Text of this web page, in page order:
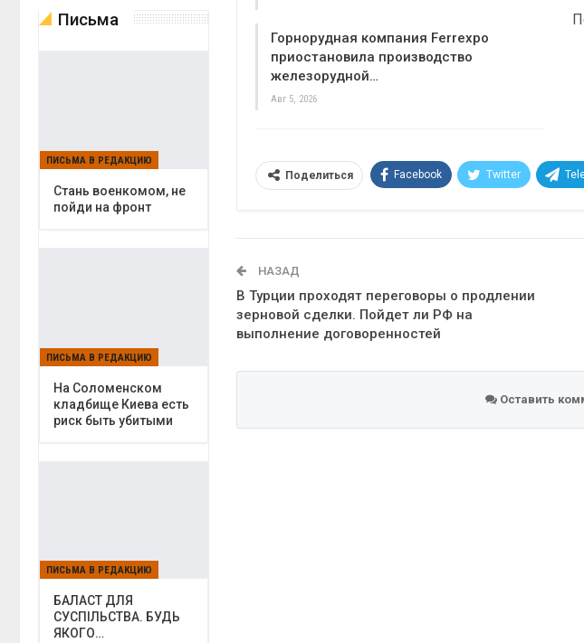
Горнорудная компания Ferrexpo
приостановила производство
железорудной…
Авг 5, 2026
Поделиться Facebook Twitter
НАЗАД
В Турции проходят переговоры о продлении
зерновой сделки. Пойдет ли РФ на
выполнение договоренностей
Оставить
Письма
ПИСЬМА В РЕДАКЦИЮ
Cтань военкомом, не
пойди на фронт
ПИСЬМА В РЕДАКЦИЮ
На Соломенском
кладбище Киева есть
риск быть убитыми
ПИСЬМА В РЕДАКЦИЮ
БАЛАСТ ДЛЯ
СУСПІЛЬСТВА. БУДЬ
ЯКОГО…